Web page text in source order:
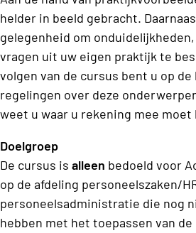
helder in beeld gebracht.
gelegenheid om
vragen uit uw eigen praktijk te
volgen van de cursus bent u op de
regelingen over deze
weet u waar u rekening mee
Doelgroep
De cursus is alleen bedoeld voor
op de afdeling personeelszaken/
personeelsadministratie die nog
hebben met het toepassen van